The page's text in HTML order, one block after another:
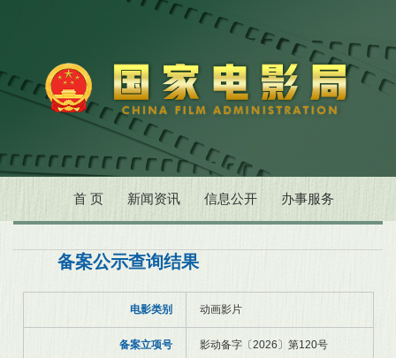
首 页 新闻资讯 信息公开 办事服务
备案公示查询结果
电影类别 动画影片
备案立项号 影动备字〔2026〕第120号